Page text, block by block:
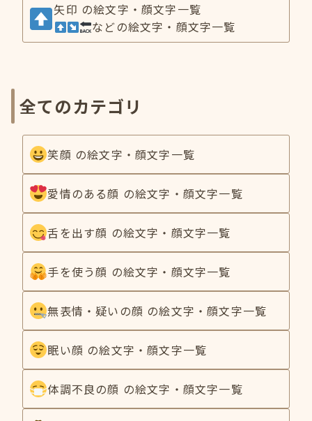
矢印 の絵文字・顔文字一覧
などの絵文字・顔文字一覧
全てのカテゴリ
笑顔 の絵文字・顔文字一覧
愛情のある顔 の絵文字・顔文字一覧
舌を出す顔 の絵文字・顔文字一覧
手を使う顔 の絵文字・顔文字一覧
無表情・疑いの顔 の絵文字・顔文字一覧
眠い顔 の絵文字・顔文字一覧
体調不良の顔 の絵文字・顔文字一覧